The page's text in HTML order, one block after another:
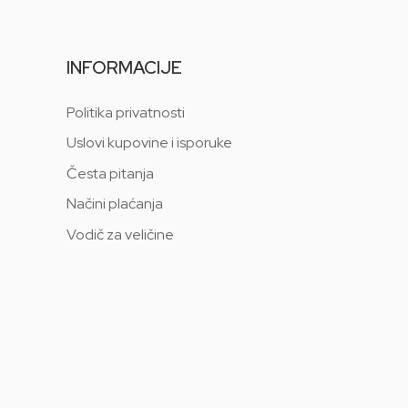
INFORMACIJE
Politika privatnosti
Uslovi kupovine i isporuke
Česta pitanja
Načini plaćanja
Vodič za veličine